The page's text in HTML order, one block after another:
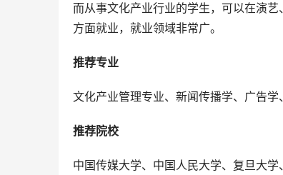
而从事文化产业行业的学生，可以在演
方面就业，就业领域非常广。
推荐专业
文化产业管理专业、新闻传播学、广告学
推荐院校
中国传媒大学、中国人民大学、复旦大